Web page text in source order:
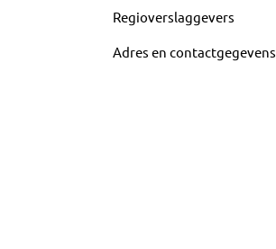
Regioverslaggevers
Adres en contactgegevens